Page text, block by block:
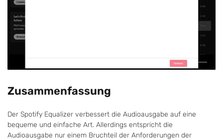
Zusammenfassung
Der Spotify Equalizer verbessert die Audioausgabe auf eine
bequeme und einfache Art. Allerdings entspricht die
Audioausgabe nur einem Bruchteil der Anforderungen der